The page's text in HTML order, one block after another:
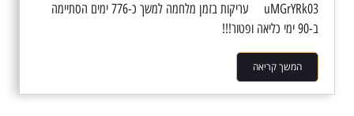
uMGrYRk03 עריקות בזמן מלחמה למשך כ-776 ימים הסתיימה
ב-90 ימי כליאה ופטור!!!
המשך קריאה